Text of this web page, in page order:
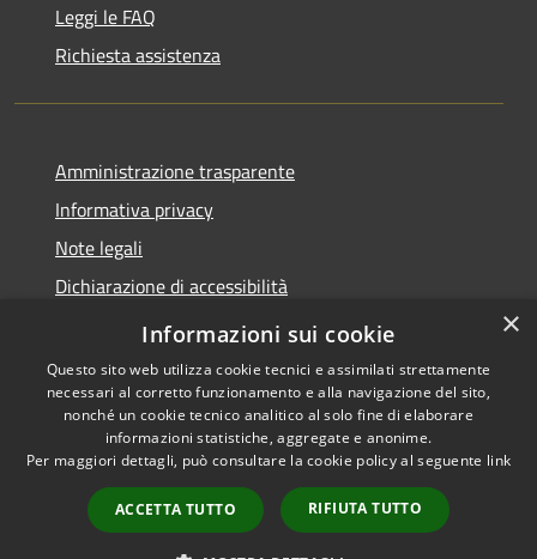
Leggi le FAQ
Richiesta assistenza
Amministrazione trasparente
Informativa privacy
Note legali
Dichiarazione di accessibilità
Privacy e protezione dei dati
Accessibilità
Copyright © 2026 • Comune di
Carini • Powered by
Municipium•
Accesso
redazione
×
Informazioni sui cookie
Questo sito web utilizza cookie tecnici e assimilati strettamente
necessari al corretto funzionamento e alla navigazione del sito,
nonché un cookie tecnico analitico al solo fine di elaborare
informazioni statistiche, aggregate e anonime.
Per maggiori dettagli, può consultare la cookie policy al seguente link
ACCETTA TUTTO RIFIUTA TUTTO